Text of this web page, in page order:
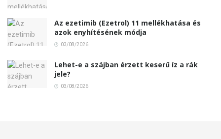
Az ezetimib (Ezetrol) 11 mellékhatása és
azok enyhítésének módja
03/08/2026
Lehet-e a szájban érzett keserű íz a rák
jele?
03/08/2026